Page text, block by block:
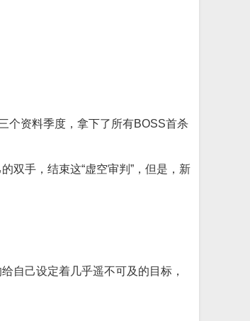
个资料季度，拿下了所有BOSS首杀
双手，结束这“虚空审判”，但是，新
自己设定着几乎遥不可及的目标，